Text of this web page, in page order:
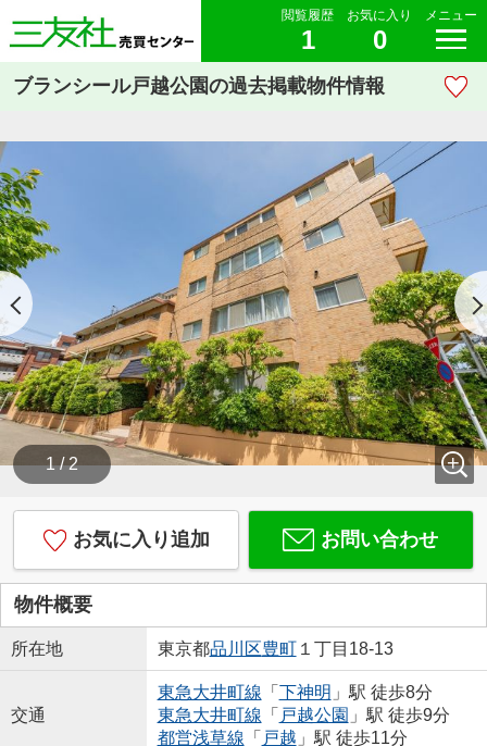
閲覧履歴
1
お気に入り
0
メニュー
ブランシール戸越公園の過去掲載物件情報
1 / 2
お気に入り追加 お問い合わせ
物件概要
所在地 東京都品川区豊町１丁目18-13
交通
東急大井町線 「 下神明 」駅 徒歩8分
東急大井町線 「 戸越公園 」駅 徒歩9分
都営浅草線 「 戸越 」駅 徒歩11分